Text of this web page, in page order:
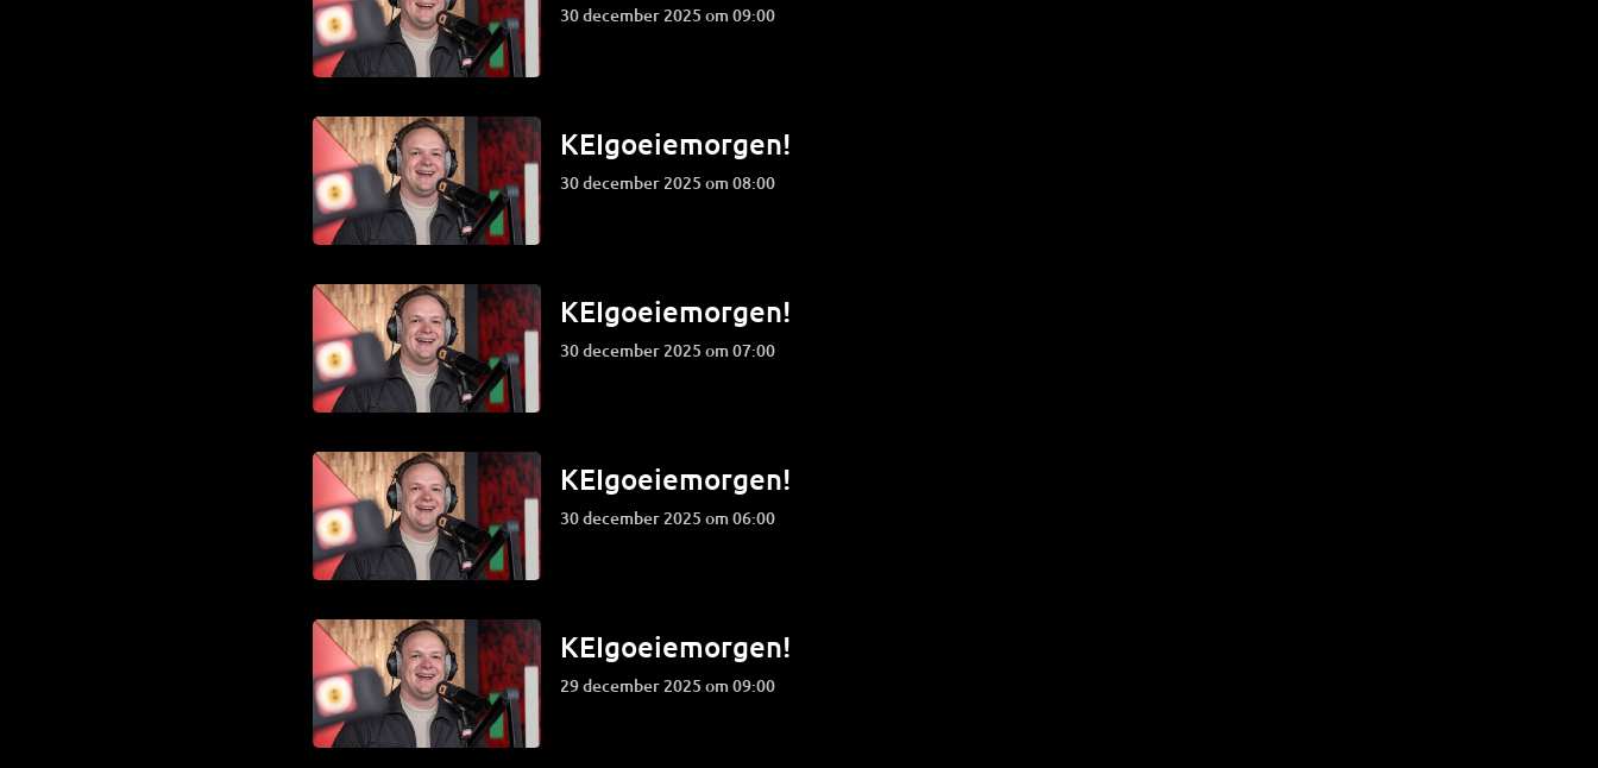
30 december 2025 om 09:00
KEIgoeiemorgen!
30 december 2025 om 08:00
KEIgoeiemorgen!
30 december 2025 om 07:00
KEIgoeiemorgen!
30 december 2025 om 06:00
KEIgoeiemorgen!
29 december 2025 om 09:00